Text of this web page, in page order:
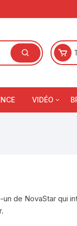
VIDÉO
de NovaStar qui